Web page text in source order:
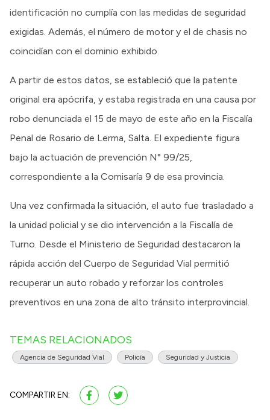
identificación no cumplía con las medidas de seguridad
exigidas. Además, el número de motor y el de chasis no
coincidían con el dominio exhibido.
A partir de estos datos, se estableció que la patente
original era apócrifa, y estaba registrada en una causa por
robo denunciada el 15 de mayo de este año en la Fiscalía
Penal de Rosario de Lerma, Salta. El expediente figura
bajo la actuación de prevención N° 99/25,
correspondiente a la Comisaría 9 de esa provincia.
Una vez confirmada la situación, el auto fue trasladado a
la unidad policial y se dio intervención a la Fiscalía de
Turno. Desde el Ministerio de Seguridad destacaron la
rápida acción del Cuerpo de Seguridad Vial permitió
recuperar un auto robado y reforzar los controles
preventivos en una zona de alto tránsito interprovincial.
TEMAS RELACIONADOS
Agencia de Seguridad Vial Policía Seguridad y Justicia
COMPARTIR EN: